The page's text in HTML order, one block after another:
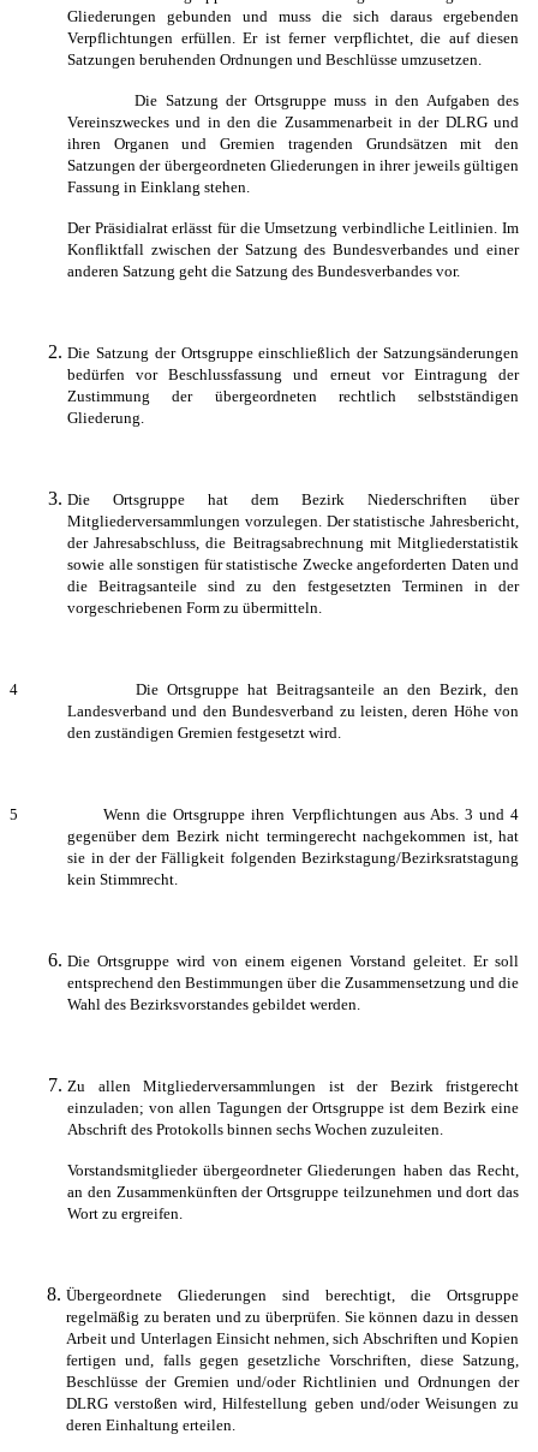
Gliederungen gebunden und muss die sich daraus ergebenden
Verpflichtungen erfüllen. Er ist ferner verpflichtet, die auf diesen
Satzungen beruhenden Ordnungen und Beschlüsse umzusetzen.
Die Satzung der Ortsgruppe muss in den Aufgaben des
Vereinszweckes und in den die Zusammenarbeit in der DLRG und
ihren Organen und Gremien tragenden Grundsätzen mit den
Satzungen der übergeordneten Gliederungen in ihrer jeweils gültigen
Fassung in Einklang stehen.
Der Präsidialrat erlässt für die Umsetzung verbindliche Leitlinien. Im
Konfliktfall zwischen der Satzung des Bundesverbandes und einer
anderen Satzung geht die Satzung des Bundesverbandes vor.
Die Satzung der Ortsgruppe einschließlich der Satzungsänderungen
bedürfen vor Beschlussfassung und erneut vor Eintragung der
Zustimmung der übergeordneten rechtlich selbstständigen
Gliederung.
Die Ortsgruppe hat dem Bezirk Niederschriften über
Mitgliederversammlungen vorzulegen. Der statistische Jahresbericht,
der Jahresabschluss, die Beitragsabrechnung mit Mitgliederstatistik
sowie alle sonstigen für statistische Zwecke angeforderten Daten und
die Beitragsanteile sind zu den festgesetzten Terminen in der
vorgeschriebenen Form zu übermitteln.
4 Die Ortsgruppe hat Beitragsanteile an den Bezirk, den
Landesverband und den Bundesverband zu leisten, deren Höhe von
den zuständigen Gremien festgesetzt wird.
5Wenn die Ortsgruppe ihren Verpflichtungen aus Abs. 3 und 4
gegenüber dem Bezirk nicht termingerecht nachgekommen ist, hat
sie in der der Fälligkeit folgenden Bezirkstagung/Bezirksratstagung
kein Stimmrecht.
Die Ortsgruppe wird von einem eigenen Vorstand geleitet. Er soll
entsprechend den Bestimmungen über die Zusammensetzung und die
Wahl des Bezirksvorstandes gebildet werden.
Zu allen Mitgliederversammlungen ist der Bezirk fristgerecht
einzuladen; von allen Tagungen der Ortsgruppe ist dem Bezirk eine
Abschrift des Protokolls binnen sechs Wochen zuzuleiten.
Vorstandsmitglieder übergeordneter Gliederungen haben das Recht,
an den Zusammenkünften der Ortsgruppe teilzunehmen und dort das
Wort zu ergreifen.
Übergeordnete Gliederungen sind berechtigt, die Ortsgruppe
regelmäßig zu beraten und zu überprüfen. Sie können dazu in dessen
Arbeit und Unterlagen Einsicht nehmen, sich Abschriften und Kopien
fertigen und, falls gegen gesetzliche Vorschriften, diese Satzung,
Beschlüsse der Gremien und/oder Richtlinien und Ordnungen der
DLRG verstoßen wird, Hilfestellung geben und/oder Weisungen zu
deren Einhaltung erteilen.